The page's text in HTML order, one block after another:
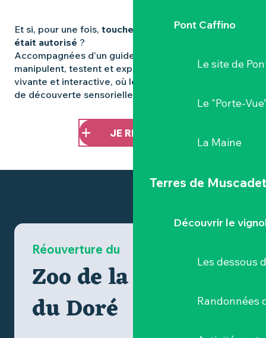
Pont Caffino
Le site de
Le "Porte-
La Maine
Terres de Muscadet
Découvrir le
Les dessous
Randonnées
Et si, pour une fois, toucher les objets du musée
était autorisé ?
Accompagnées d’un guide, les familles explorent,
manipulent, testent et expérimentent. Une visite
vivante et interactive, où le musée devient un terrain
de découverte sensorielle, accessible dès 6 ans.
JE RÉSERVE !
Réouverture du
Zoo de la Boissière
du Doré